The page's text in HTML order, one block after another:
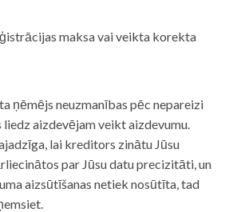
maksa vai veikta korekta
ņēmējs neuzmanības pēc nepareizi
aizdevējam veikt aizdevumu.
lai kreditors zinātu Jūsu
par Jūsu datu precizitāti, un
aizsūtīšanas netiek nosūtīta, tad